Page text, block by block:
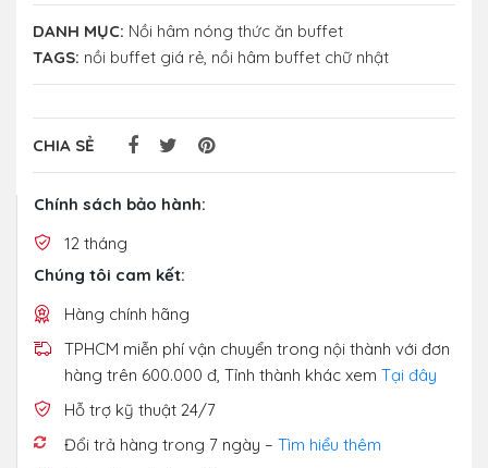
DANH MỤC: Nồi hâm nóng thức ăn buffet
TAGS: nồi buffet giá rẻ, nồi hâm buffet chữ nhật
CHIA SẺ
Chính sách bảo hành:
12 tháng
Chúng tôi cam kết:
Hàng chính hãng
TPHCM miễn phí vận chuyển trong nội thành với đơn
hàng trên 600.000 đ, Tỉnh thành khác xem Tại đây
Hỗ trợ kỹ thuật 24/7
Đổi trả hàng trong 7 ngày – Tìm hiểu thêm